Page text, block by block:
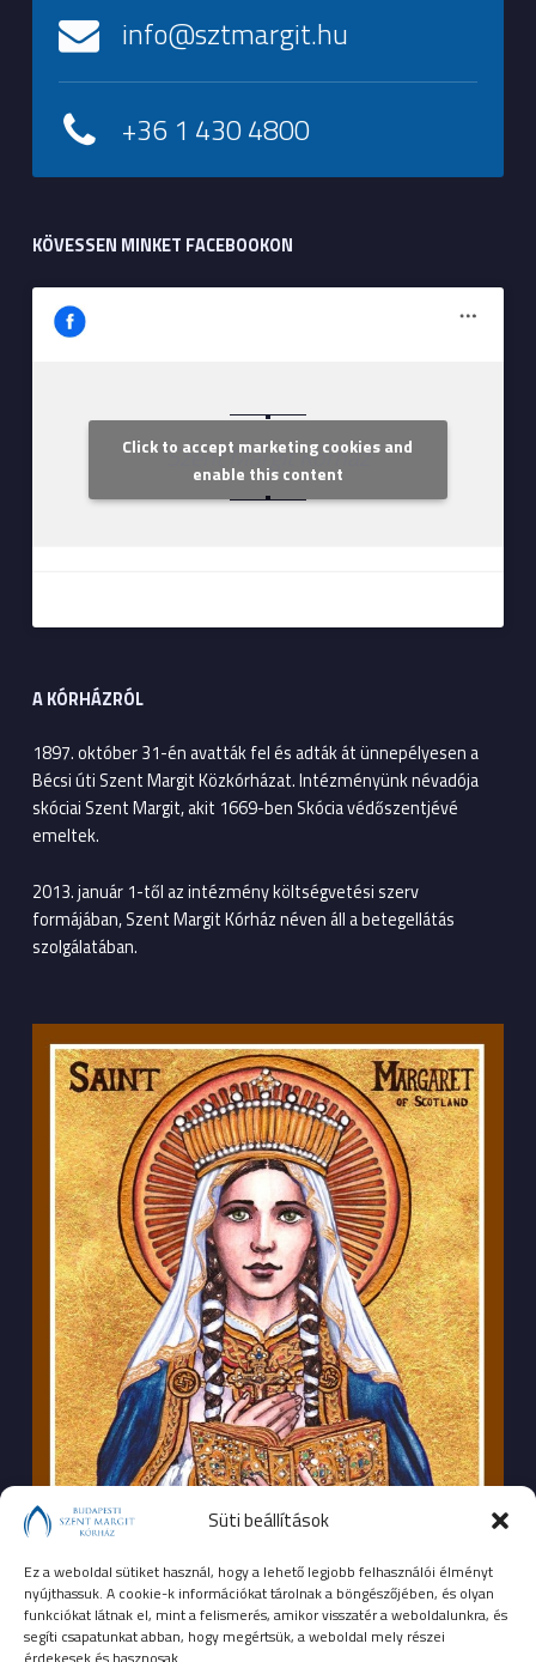
Süti beállítások
Ez a weboldal sütiket használ, hogy a lehető legjobb felhasználói élményt
nyújthassuk. A cookie-k információkat tárolnak a böngészőjében, és olyan
funkciókat látnak el, mint a felismerés, amikor visszatér a weboldalunkra, és
segíti csapatunkat abban, hogy megértsük, a weboldal mely részei
info@sztmargit.hu
+36 1 430 4800
KÖVESSEN MINKET FACEBOOKON
Szent Margit Kórház
Click to accept marketing cookies and
enable this content
A KÓRHÁZRÓL
1897. október 31-én avatták fel és adták át ünnepélyesen a
Bécsi úti Szent Margit Közkórházat. Intézményünk névadója
skóciai Szent Margit, akit 1669-ben Skócia védőszentjévé
emeltek.
2013. január 1-től az intézmény költségvetési szerv
formájában, Szent Margit Kórház néven áll a betegellátás
szolgálatában.